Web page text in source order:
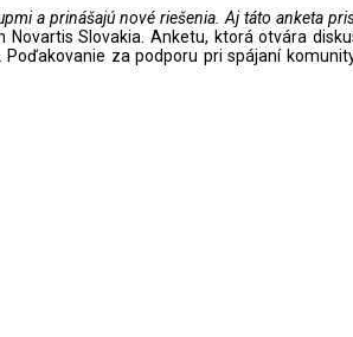
a prinášajú nové riešenia. Aj táto anketa
Slovakia. Anketu, ktorá otvára
Poďakovanie za podporu pri spájaní